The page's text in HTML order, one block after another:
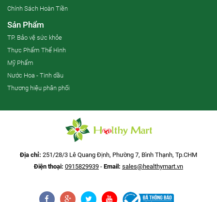
Chính Sách Hoàn Tiền
Sản Phẩm
TP. Bảo vệ sức khỏe
Thực Phẩm Thể Hình
Mỹ Phẩm
Nước Hoa - Tinh dầu
Thương hiệu phân phối
Địa chỉ: 251/28/3 Lê Quang Định, Phường 7, Bình Thạnh, Tp.CHM
Điện thoại: 0915829939 - Email: sales@healthymart.vn